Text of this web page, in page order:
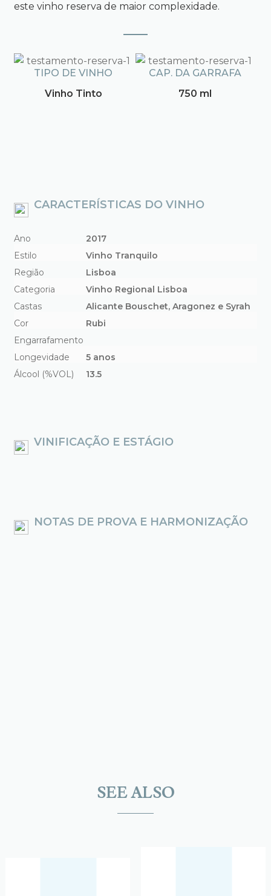
este vinho reserva de maior complexidade.
TIPO DE VINHO
Vinho Tinto
CAP. DA GARRAFA
750 ml
CARACTERÍSTICAS DO VINHO
Ano
2017
Estilo
Vinho Tranquilo
Região
Lisboa
Categoria
Vinho Regional Lisboa
Castas
Alicante Bouschet, Aragonez e Syrah
Cor
Rubi
Engarrafamento
Longevidade
5 anos
Álcool (%VOL)
13.5
VINIFICAÇÃO E ESTÁGIO
NOTAS DE PROVA E HARMONIZAÇÃO
SEE ALSO